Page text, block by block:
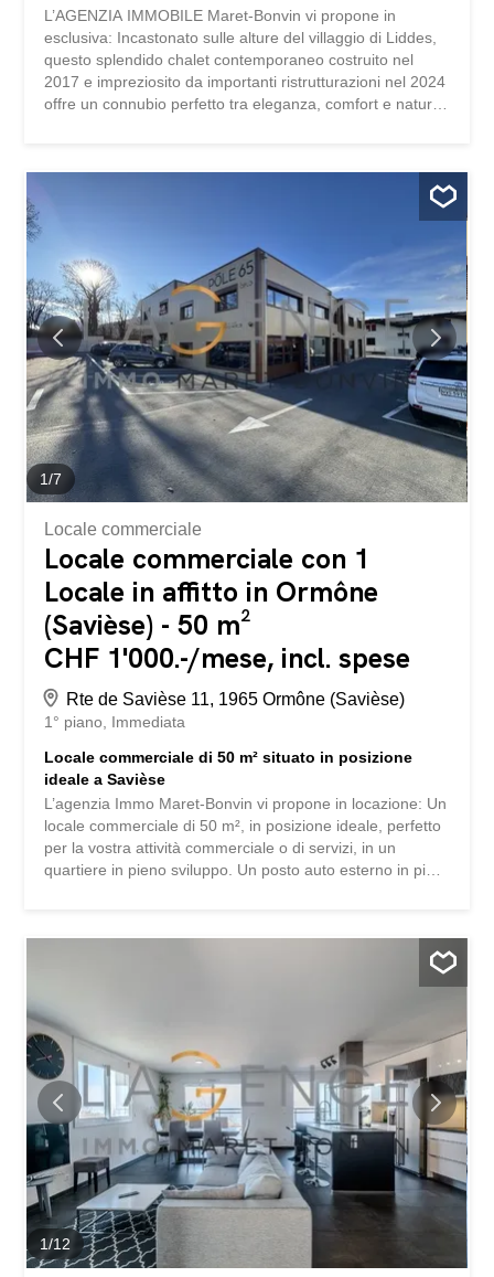
L’AGENZIA IMMOBILE Maret-Bonvin vi propone in
esclusiva: Incastonato sulle alture del villaggio di Liddes,
questo splendido chalet contemporaneo costruito nel
2017 e impreziosito da importanti ristrutturazioni nel 2024
offre un connubio perfetto tra eleganza, comfort e natura.
m² per un volume di oltre 915 m³. La sua architettura
moderna, i materiali accuratamente selezionati e gli spazi
catturata da una spettacolare vista panoramica sulle
montagne vallesane e sulle piste di Vichères/Bavon, che
offrono un contesto di vita raro e privilegiato. Il chalet
propone una distribuzione armoniosa di 6,5 locali: – Un
ampio spazio di vita con volumi generosi, impreziosito da
ampie vetrate – Una cucina contemporanea aperta con
linee pulite – Finiture di alta qualità di...
1/7
Locale commerciale
Locale commerciale con 1
Locale in affitto in Ormône
(Savièse) - 50 m²
CHF 1'000.-/mese, incl. spese
Rte de Savièse 11, 1965 Ormône (Savièse)
1° piano
Immediata
Locale commerciale di 50 m² situato in posizione
ideale a Savièse
L’agenzia Immo Maret-Bonvin vi propone in locazione: Un
locale commerciale di 50 m², in posizione ideale, perfetto
per la vostra attività commerciale o di servizi, in un
quartiere in pieno sviluppo. Un posto auto esterno in più:
078 803 47 57 www.lagenceimmo.ch L’agence Immo
commercial de 50 m², idéalement situé, parfait pour votre
plein essor. Une place de parc extérieure en sus : 100.-
par mois Places de parc visiteurs. Je reste à votre
disposition pour tout renseignement complémentaire au
078 803 47 57 www.lagenceimmo.ch
1/12